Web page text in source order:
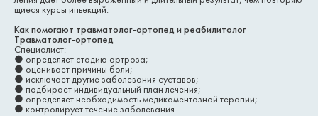
щиеся курсы инъекций.
Как помогают травматолог-ортопед и реабилитолог
Травматолог-ортопед
Специалист:
● определяет стадию артроза;
● оценивает причины боли;
● исключает другие заболевания суставов;
● подбирает индивидуальный план лечения;
● определяет необходимость медикаментозной терапии;
● контролирует течение заболевания.